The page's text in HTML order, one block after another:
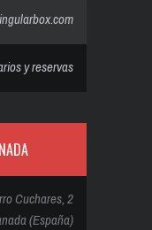
y reservas
Cuchares, 2
(España)